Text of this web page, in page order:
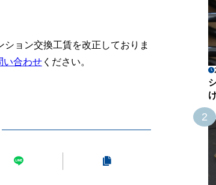
ョン交換工賃を改正しておりま
い合わせください。
2